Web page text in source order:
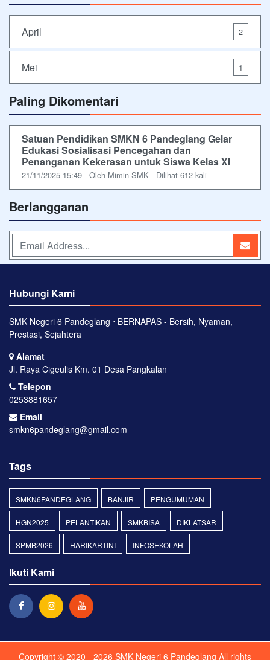
April 2
Mei 1
Paling Dikomentari
Satuan Pendidikan SMKN 6 Pandeglang Gelar
Edukasi Sosialisasi Pencegahan dan
Penanganan Kekerasan untuk Siswa Kelas XI
21/11/2025 15:49 - Oleh Mimin SMK - Dilihat 612 kali
Berlangganan
Hubungi Kami
SMK Negeri 6 Pandeglang ⋅ BERNAPAS - Bersih, Nyaman,
Prestasi, Sejahtera
Alamat
Jl. Raya Cigeulis Km. 01 Desa Pangkalan
Telepon
0253881657
Email
smkn6pandeglang@gmail.com
Tags
SMKN6PANDEGLANG BANJIR PENGUMUMAN
HGN2025 PELANTIKAN SMKBISA DIKLATSAR
SPMB2026 HARIKARTINI INFOSEKOLAH
Ikuti Kami
Copyright © 2020 - 2026 SMK Negeri 6 Pandeglang All rights